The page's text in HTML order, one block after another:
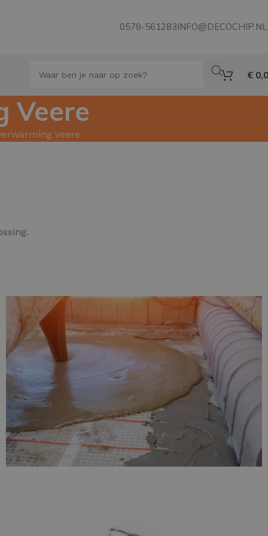
0578-561283INFO@DECOCHIP.NL
€
Veere
Veere